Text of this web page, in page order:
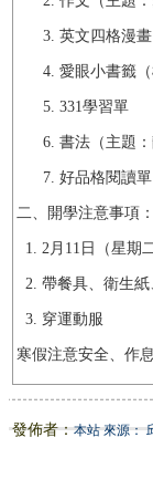
3. 英文四格漫畫
4. 愛眼小書籤（
5. 331學習單
6. 書法（主題：
7. 好品格閱讀
二、開學注意事項：
1. 2月11日（星期
2. 帶餐具、衛生
3. 穿運動服
寒假注意安全、作
發佈者：本站 來源：